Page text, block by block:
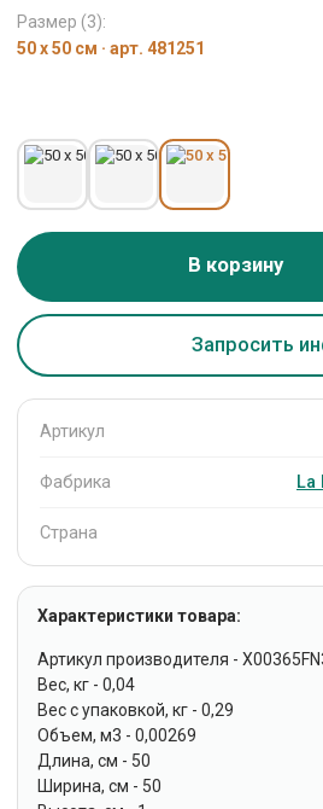
Размер (3):
50 x 50 см · арт. 481251
В корзину
Запросить
Артикул
Фабрика La
Страна
Характеристики товара:
Артикул производителя -
Вес, кг - 0,04
Вес с упаковкой, кг - 0,29
Объем, м3 - 0,00269
Длина, см - 50
Ширина, см - 50